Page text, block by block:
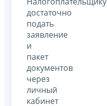
достаточно
подать
заявление
и
пакет
документов
через
личный
кабинет